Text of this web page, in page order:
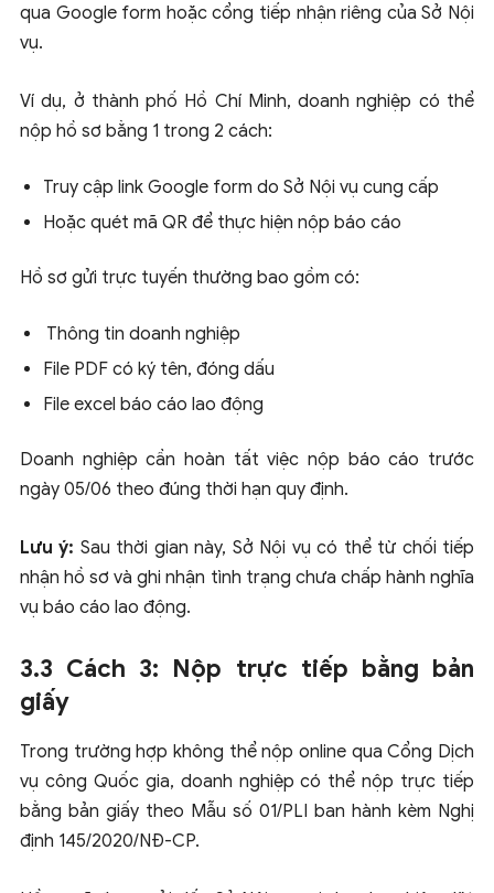
qua Google form hoặc cổng tiếp nhận riêng của Sở Nội
vụ.
Ví dụ, ở thành phố Hồ Chí Minh, doanh nghiệp có thể
nộp hồ sơ bằng 1 trong 2 cách:
Truy cập link Google form do Sở Nội vụ cung cấp
Hoặc quét mã QR để thực hiện nộp báo cáo
Hồ sơ gửi trực tuyến thường bao gồm có:
Thông tin doanh nghiệp
File PDF có ký tên, đóng dấu
File excel báo cáo lao động
Doanh nghiệp cần hoàn tất việc nộp báo cáo trước
ngày 05/06 theo đúng thời hạn quy định.
Lưu ý: Sau thời gian này, Sở Nội vụ có thể từ chối tiếp
nhận hồ sơ và ghi nhận tình trạng chưa chấp hành nghĩa
vụ báo cáo lao động.
3.3 Cách 3: Nộp trực tiếp bằng bản
giấy
Trong trường hợp không thể nộp online qua Cổng Dịch
vụ công Quốc gia, doanh nghiệp có thể nộp trực tiếp
bằng bản giấy theo Mẫu số 01/PLI ban hành kèm Nghị
định 145/2020/NĐ-CP.